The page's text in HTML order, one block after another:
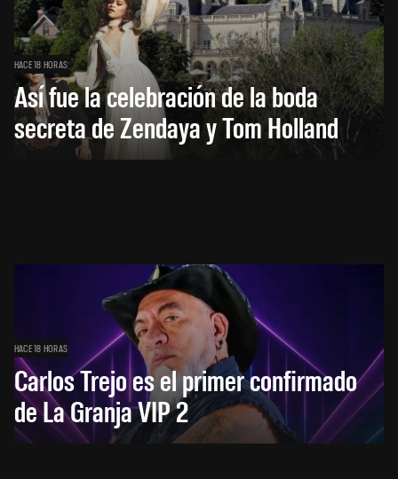
HACE 18 HORAS
Así fue la celebración de la boda
secreta de Zendaya y Tom Holland
HACE 18 HORAS
Carlos Trejo es el primer confirmado
de La Granja VIP 2